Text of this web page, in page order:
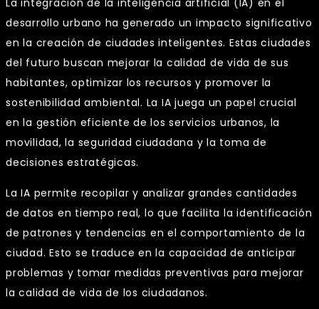
desarrollo urbano ha generado un impacto significativo
en la creación de ciudades inteligentes. Estas ciudades
del futuro buscan mejorar la calidad de vida de sus
habitantes, optimizar los recursos y promover la
sostenibilidad ambiental. La IA juega un papel crucial
en la gestión eficiente de los servicios urbanos, la
movilidad, la seguridad ciudadana y la toma de
decisiones estratégicas.
La IA permite recopilar y analizar grandes cantidades
de datos en tiempo real, lo que facilita la identificación
de patrones y tendencias en el comportamiento de la
ciudad. Esto se traduce en la capacidad de anticipar
problemas y tomar medidas preventivas para mejorar
la calidad de vida de los ciudadanos.